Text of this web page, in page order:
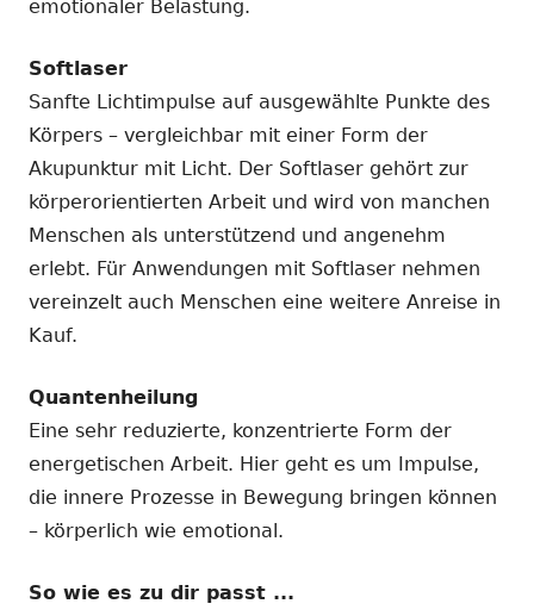
emotionaler Belastung.
Softlaser
Sanfte Lichtimpulse auf ausgewählte Punkte des
Körpers – vergleichbar mit einer Form der
Akupunktur mit Licht. Der Softlaser gehört zur
körperorientierten Arbeit und wird von manchen
Menschen als unterstützend und angenehm
erlebt. Für Anwendungen mit Softlaser nehmen
vereinzelt auch Menschen eine weitere Anreise in
Kauf.
Quantenheilung
Eine sehr reduzierte, konzentrierte Form der
energetischen Arbeit. Hier geht es um Impulse,
die innere Prozesse in Bewegung bringen können
– körperlich wie emotional.
So wie es zu dir passt ...